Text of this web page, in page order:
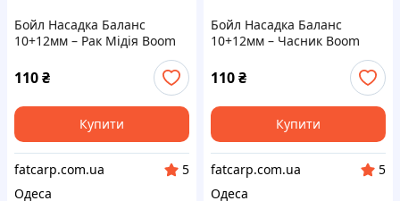
Бойл Насадка Баланс
10+12мм – Рак Мідія Boom
110₴
Купити
fatcarp.com.ua
5
Одеса
Бойл Насадка Баланс
10+12мм – Часник Boom
110₴
Купити
fatcarp.com.ua
5
Одеса